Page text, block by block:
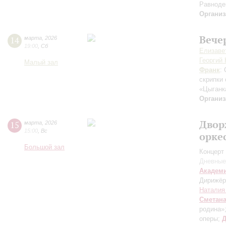
14 марта
2026
19:00 Сб
Малый зал
Георгий
Франк:
15 марта
2026
15:00 Вс
Большой зал
Сметана
оперы;